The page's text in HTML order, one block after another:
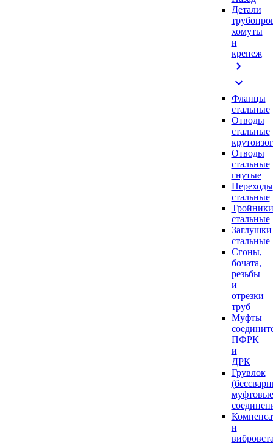
Детали
хомуты
и
крепеж
chevron_right
expand_more
Фланцы
стальные
Отводы
стальные
Отводы
стальные
гнутые
Переходы
стальные
Тройники
стальные
Заглушки
стальные
Сгоны,
бочата,
резьбы
и
отрезки
труб
Муфты
ПФРК
и
ДРК
Грувлок
муфтовые
и